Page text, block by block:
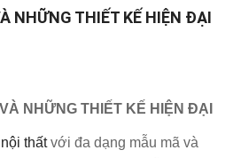
NHỮNG THIẾT KẾ HIỆN ĐẠI
NHỮNG THIẾT KẾ HIỆN ĐẠI
thấtvới đa dạng mẫu mã và